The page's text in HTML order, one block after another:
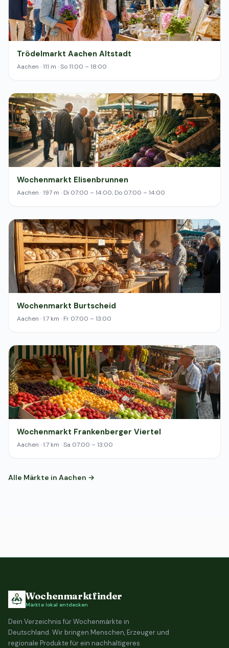
Trödelmarkt Aachen Altstadt
Aachen · 111 m · So 11:00 – 18:00
Wochenmarkt Elisenbrunnen
Aachen · 197 m · Di 07:00 – 14:00, Do 07:00 – 14:00
Wochenmarkt Burtscheid
Aachen · 1.7 km · Fr 07:00 – 13:00
Wochenmarkt Frankenberger Viertel
Aachen · 1.7 km · Sa 07:00 – 13:00
Alle Märkte in Aachen →
Wochenmarktfinder
Märkte lokal entdecken
Dein Verzeichnis für Wochenmärkte in
Deutschland. Wir bringen Menschen, Erzeuger und
regionale Produkte für ein nachhaltigeres